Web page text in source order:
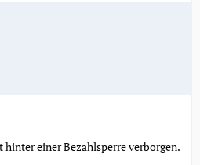
einer Bezahlsperre verborgen.